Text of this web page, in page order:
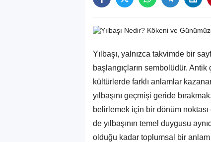
Yılbaşı, yalnızca takvimde bir
başlangıçların sembolüdür.
kültürlerde farklı anlamlar
yılbaşını geçmişi geride
belirlemek için bir dönüm
de yılbaşının temel duygusu
olduğu kadar toplumsal bir anlam